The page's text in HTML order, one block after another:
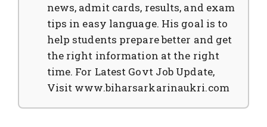
news, admit cards, results, and exam
tips in easy language. His goal is to
help students prepare better and get
the right information at the right
time. For Latest Govt Job Update,
Visit www.biharsarkarinaukri.com